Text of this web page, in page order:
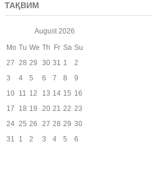
ТАҚВИМ
August 2026
Mo Tu We Th Fr Sa Su
27 28 29 30 31 1
2
3
4 5 6 7 8
9
10 11 12 13 14 15 16
17
18 19 20 21 22 23
24 25 26 27 28 29 30
31
1 2 3 4 5 6